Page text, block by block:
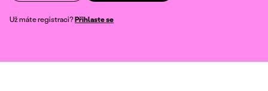
Už máte registraci?Přihlaste se